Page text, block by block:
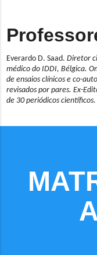
Everardo D. Saad. Diretor
médico do IDDI, Bélgica.
de ensaios clínicos e co-
revisados por pares. Ex-
de 30 periódicos científicos.